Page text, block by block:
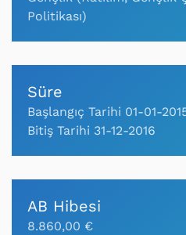
Politikası)
Süre
Başlangıç Tarihi 01-01-
Bitiş Tarihi 31-12-2016
AB Hibesi
8.860,00 €